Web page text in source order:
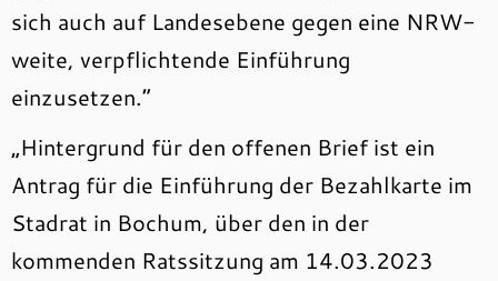
sich auch auf Landesebene gegen eine NRW-
weite, verpflichtende Einführung
einzusetzen.“
„Hintergrund für den offenen Brief ist ein
Antrag für die Einführung der Bezahlkarte im
Stadrat in Bochum, über den in der
kommenden Ratssitzung am 14.03.2023